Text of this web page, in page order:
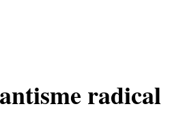
radical